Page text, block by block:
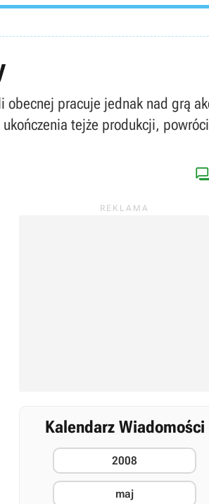
obecnej pracuje jednak nad grą
tejże produkcji,
Kalendarz Wiadomości
2008
maj